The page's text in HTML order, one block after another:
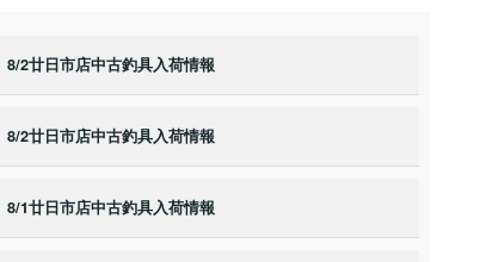
8/2廿日市店中古釣具入荷情報
8/2廿日市店中古釣具入荷情報
8/1廿日市店中古釣具入荷情報